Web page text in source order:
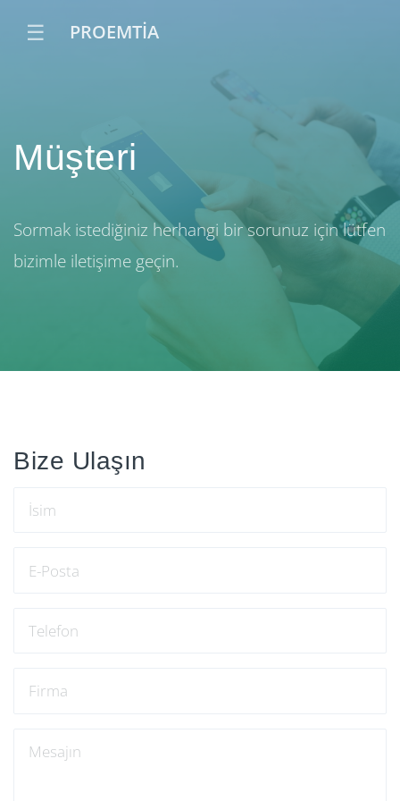
☰ PROEMTİA
Müşteri
Sormak istediğiniz herhangi bir sorunuz için lütfen
bizimle iletişime geçin.
Bize Ulaşın